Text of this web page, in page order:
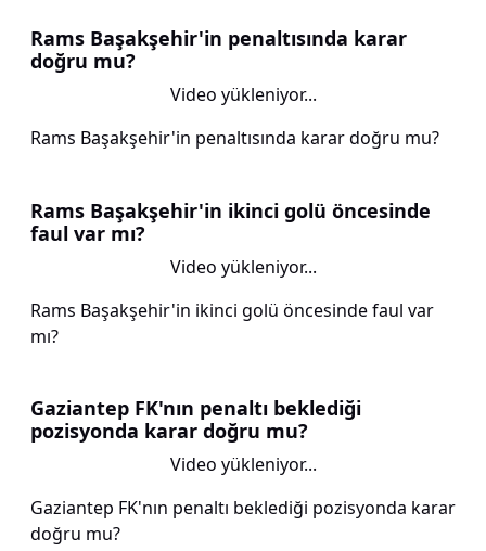
Rams Başakşehir'in penaltısında karar
doğru mu?
Video yükleniyor...
Rams Başakşehir'in penaltısında karar doğru mu?
Rams Başakşehir'in ikinci golü öncesinde
faul var mı?
Video yükleniyor...
Rams Başakşehir'in ikinci golü öncesinde faul var
mı?
Gaziantep FK'nın penaltı beklediği
pozisyonda karar doğru mu?
Video yükleniyor...
Gaziantep FK'nın penaltı beklediği pozisyonda karar
doğru mu?